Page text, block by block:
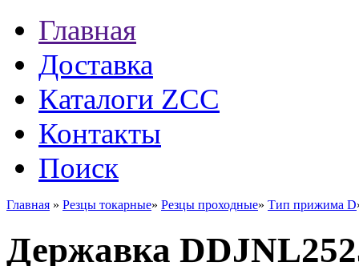
Главная
Доставка
Каталоги ZCC
Контакты
Поиск
Главная » Резцы токарные» Резцы проходные» Тип прижима D
Державка